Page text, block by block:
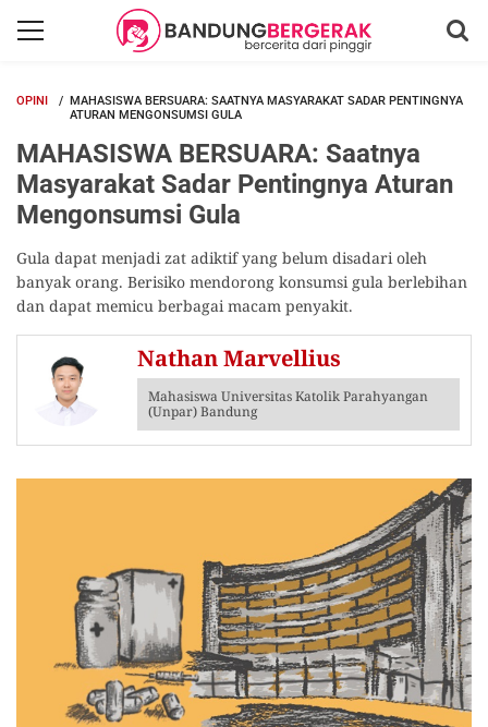
OPINI
MAHASISWA BERSUARA: SAATNYA MASYARAKAT SADAR PENTINGNYA
ATURAN MENGONSUMSI GULA
MAHASISWA BERSUARA: Saatnya
Masyarakat Sadar Pentingnya Aturan
Mengonsumsi Gula
Gula dapat menjadi zat adiktif yang belum disadari oleh
banyak orang. Berisiko mendorong konsumsi gula berlebihan
dan dapat memicu berbagai macam penyakit.
Nathan Marvellius
Mahasiswa Universitas Katolik Parahyangan
(Unpar) Bandung